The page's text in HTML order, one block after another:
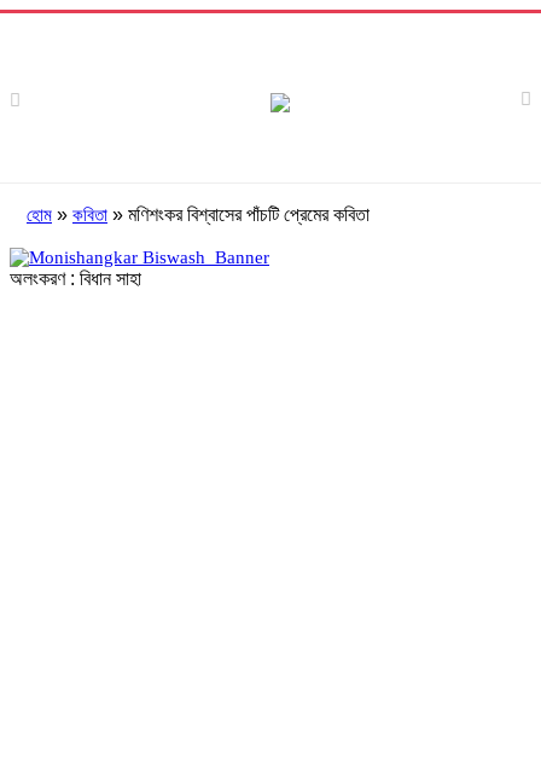
হোম » কবিতা » মণিশংকর বিশ্বাসের পাঁচটি প্রেমের কবিতা
অলংকরণ : বিধান সাহা